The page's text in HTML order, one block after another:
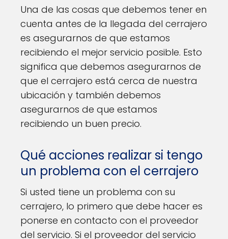
Una de las cosas que debemos tener en
cuenta antes de la llegada del cerrajero
es asegurarnos de que estamos
recibiendo el mejor servicio posible. Esto
significa que debemos asegurarnos de
que el cerrajero está cerca de nuestra
ubicación y también debemos
asegurarnos de que estamos
recibiendo un buen precio.
Qué acciones realizar si tengo
un problema con el cerrajero
Si usted tiene un problema con su
cerrajero, lo primero que debe hacer es
ponerse en contacto con el proveedor
del servicio. Si el proveedor del servicio